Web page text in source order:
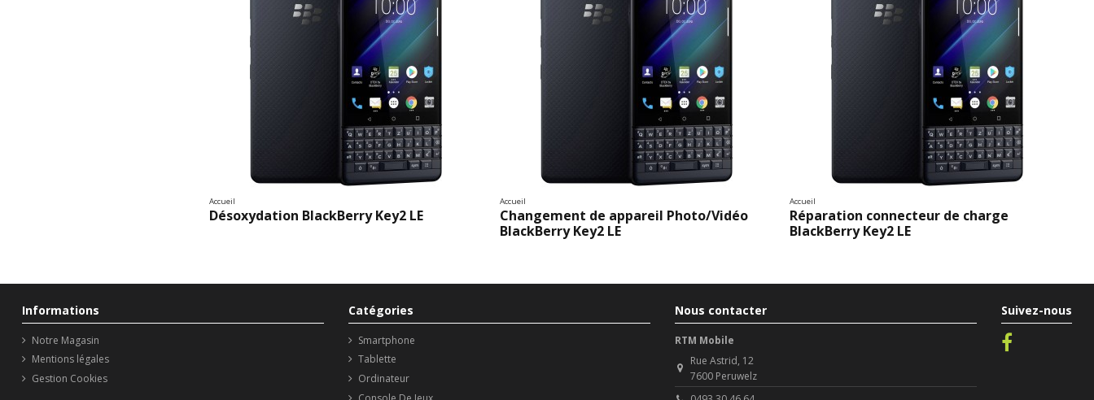
Accueil
Désoxydation BlackBerry Key2 LE
Accueil
Changement de appareil Photo/Vidéo
BlackBerry Key2 LE
Accueil
Réparation connecteur de charge
BlackBerry Key2 LE
Informations
Notre Magasin
Mentions légales
Gestion Cookies
Catégories
Smartphone
Tablette
Ordinateur
Nous contacter
RTM Mobile
Rue Astrid, 12
7600 Peruwelz
Suivez-nous